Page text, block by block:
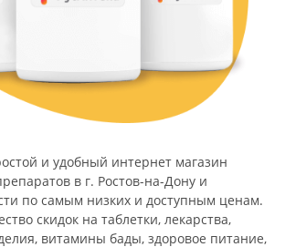
и удобный интернет магазин
в г. Ростов-на-Дону и
по самым низких и доступным ценам.
скидок на таблетки, лекарства,
витамины бады, здоровое питание,